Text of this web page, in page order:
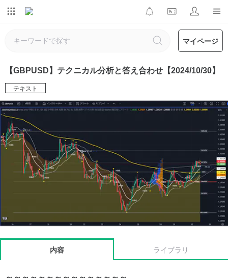
マイページ
【GBPUSD】テクニカル分析と答え合わせ【2024/10/30】
テキスト
内容 ライブラリ